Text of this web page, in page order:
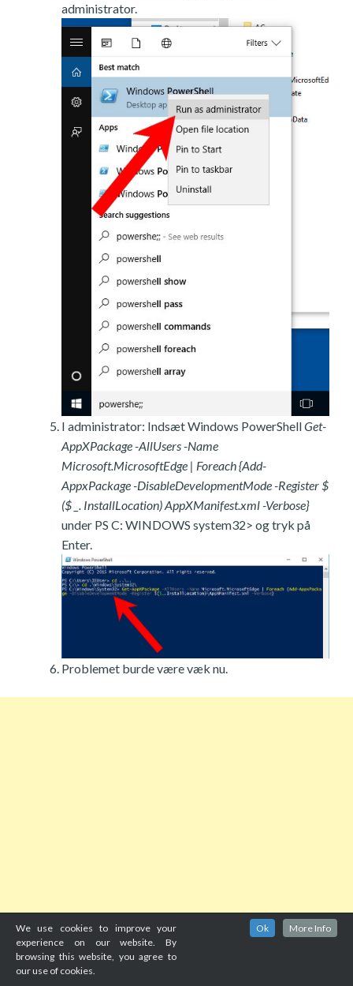
administrator.
I administrator: Indsæt Windows PowerShellGet-
AppXPackage -AllUsers -Name
Microsoft.MicrosoftEdge | Foreach {Add-
AppxPackage -DisableDevelopmentMode -Register $
($ _. InstallLocation) AppXManifest.xml -Verbose}
under PS C: WINDOWS system32> og tryk på
Enter.
Problemet burde være væk nu.
We use cookies to improve your
experience on our website. By
browsing this website, you agree to
our use of cookies.
Ok More Info